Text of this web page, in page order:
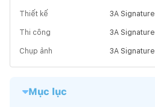
Thiết kế 3A Signature
Thi công 3A Signature
Chụp ảnh 3A Signature
Mục lục